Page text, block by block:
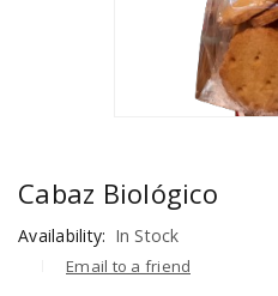
Cabaz Biológico
Availability: In Stock
Email to a friend